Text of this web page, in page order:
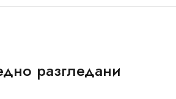
разгледани